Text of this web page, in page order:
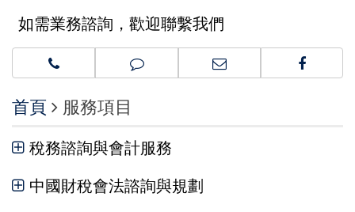
如需業務諮詢，歡迎聯繫我們
首頁 服務項目
稅務諮詢與會計服務
中國財稅會法諮詢與規劃